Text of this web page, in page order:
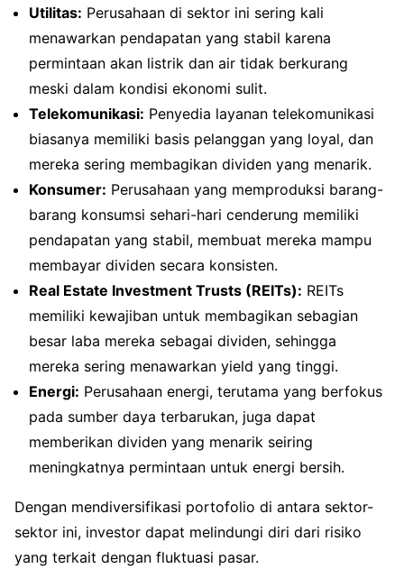
Utilitas: Perusahaan di sektor ini sering kali
menawarkan pendapatan yang stabil karena
permintaan akan listrik dan air tidak berkurang
meski dalam kondisi ekonomi sulit.
Telekomunikasi: Penyedia layanan telekomunikasi
biasanya memiliki basis pelanggan yang loyal, dan
mereka sering membagikan dividen yang menarik.
Konsumer: Perusahaan yang memproduksi barang-
barang konsumsi sehari-hari cenderung memiliki
pendapatan yang stabil, membuat mereka mampu
membayar dividen secara konsisten.
Real Estate Investment Trusts (REITs): REITs
memiliki kewajiban untuk membagikan sebagian
besar laba mereka sebagai dividen, sehingga
mereka sering menawarkan yield yang tinggi.
Energi: Perusahaan energi, terutama yang berfokus
pada sumber daya terbarukan, juga dapat
memberikan dividen yang menarik seiring
meningkatnya permintaan untuk energi bersih.
Dengan mendiversifikasi portofolio di antara sektor-
sektor ini, investor dapat melindungi diri dari risiko
yang terkait dengan fluktuasi pasar.